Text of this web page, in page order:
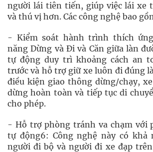
người lái tiên tiến, giúp việc lái xe
và thú vị hơn. Các công nghệ bao
- Kiểm soát hành trình thích
năng Dừng và Đi và Căn giữa làn
tự động duy trì khoảng cách an
trước và hỗ trợ giữ xe luôn đi đúng
điều kiện giao thông dừng/chạy,
dừng hoàn toàn và tiếp tục di
cho phép.
- Hỗ trợ phòng tránh va chạm với
tự động6: Công nghệ này có khả
người đi bộ và người đi xe đạp